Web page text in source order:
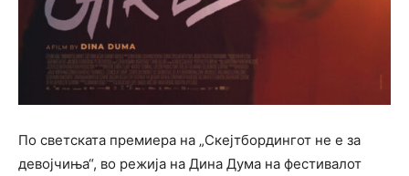
По светската премиера на „Скејтбордингот не е за
девојчиња“, во режија на Дина Дума на фестивалот